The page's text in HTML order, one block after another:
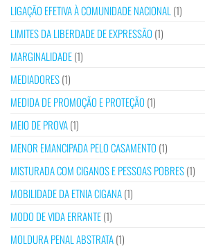
LIGAÇÃO EFETIVA À COMUNIDADE NACIONAL (1)
LIMITES DA LIBERDADE DE EXPRESSÃO (1)
MARGINALIDADE(1)
MEDIADORES(1)
MEDIDA DE PROMOÇÃO E PROTEÇÃO (1)
MEIO DE PROVA(1)
MENOR EMANCIPADA PELO CASAMENTO (1)
MISTURADA COM CIGANOS E PESSOAS POBRES(1)
MOBILIDADE DA ETNIA CIGANA(1)
MODO DE VIDA ERRANTE(1)
MOLDURA PENAL ABSTRATA(1)